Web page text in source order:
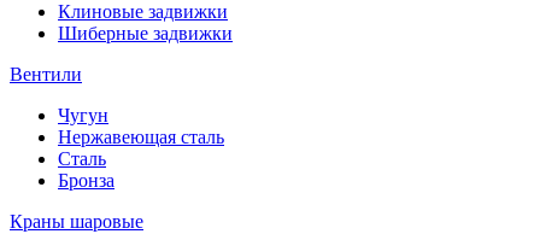
Клиновые задвижки
Шиберные задвижки
Вентили
Чугун
Нержавеющая сталь
Сталь
Бронза
Краны шаровые